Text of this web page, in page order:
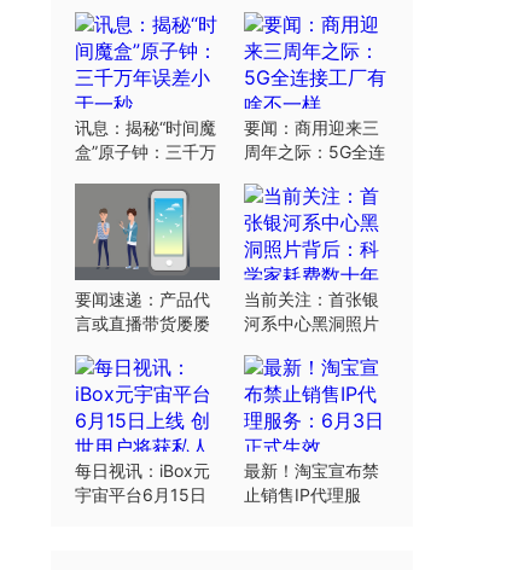
讯息：揭秘“时间魔
盒”原子钟：三千万
要闻：商用迎来三
周年之际：5G全连
要闻速递：产品代
言或直播带货屡屡
弦明星要绷紧
当前关注：首张银
河系中心黑洞照片
数十年研究
每日视讯：iBox元
宇宙平台6月15日
最新！淘宝宣布禁
止销售IP代理服